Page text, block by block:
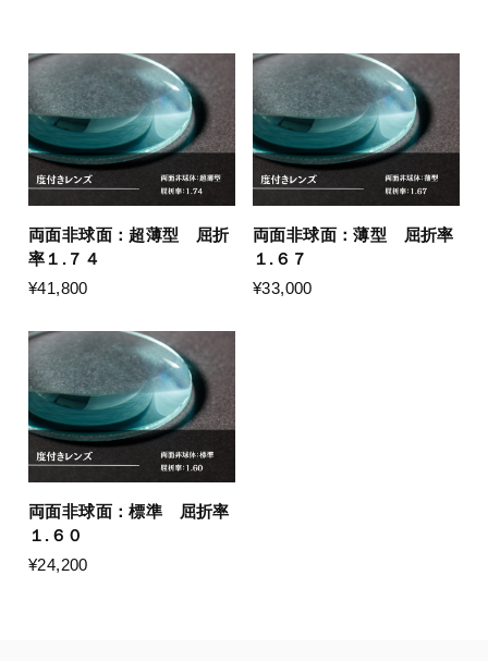
両面非球面：超薄型 屈折
率１.７４
¥41,800
両面非球面：薄型 屈折率
１.６７
¥33,000
両面非球面：標準 屈折率
１.６０
¥24,200